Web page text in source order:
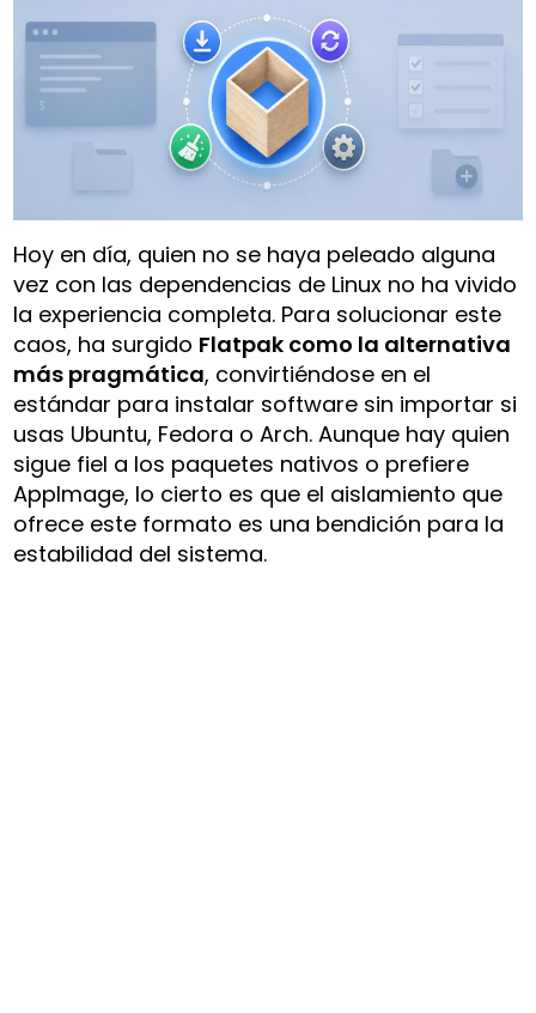
Hoy en día, quien no se haya peleado alguna
vez con las dependencias de Linux no ha vivido
la experiencia completa. Para solucionar este
caos, ha surgido Flatpak como la alternativa
más pragmática, convirtiéndose en el
estándar para instalar software sin importar si
usas Ubuntu, Fedora o Arch. Aunque hay quien
sigue fiel a los paquetes nativos o prefiere
AppImage, lo cierto es que el aislamiento que
ofrece este formato es una bendición para la
estabilidad del sistema.